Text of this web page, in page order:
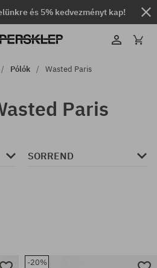
és 5% kedvezményt kap!
Pólók Wasted Paris
Paris
SORREND
-20%